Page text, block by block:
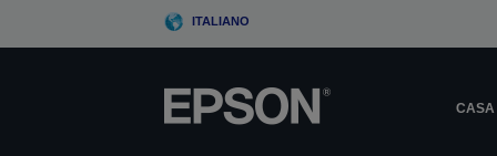
ITALIANO
CASA